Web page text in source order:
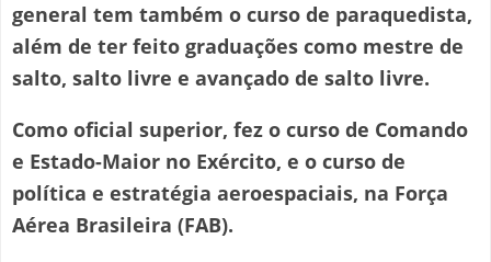
general tem também o curso de paraquedista,
além de ter feito graduações como mestre de
salto, salto livre e avançado de salto livre.
Como oficial superior, fez o curso de Comando
e Estado-Maior no Exército, e o curso de
política e estratégia aeroespaciais, na Força
Aérea Brasileira (FAB).